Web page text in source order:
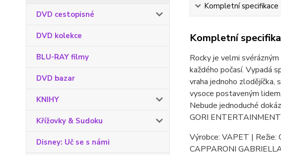
DVD cestopisné
DVD kolekce
BLU-RAY filmy
DVD bazar
KNIHY
Křížovky & Sudoku
Disney: Uč se s námi
Kompletní specifikace
Kompletní
Rocky je velmi
každého počasí. Vypadá
vraha jednoho zlodějíčka,
vysoce postaveným
Nebude jednoduché
GORI
Výrobce: VAPET |
CAPPARONI